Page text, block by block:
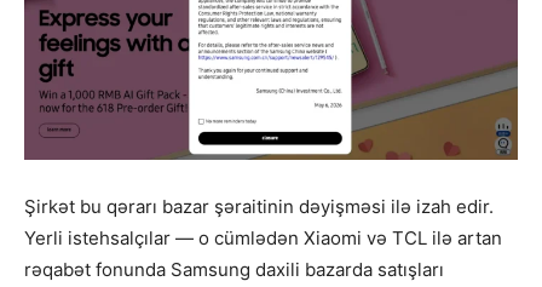
Şirkət bu qərarı bazar şəraitinin dəyişməsi ilə izah edir.
Yerli istehsalçılar — o cümlədən Xiaomi və TCL ilə artan
rəqabət fonunda Samsung daxili bazarda satışları